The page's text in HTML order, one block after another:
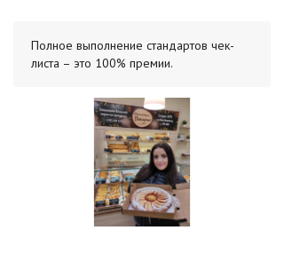
Полное выполнение стандартов чек-
листа – это 100% премии.